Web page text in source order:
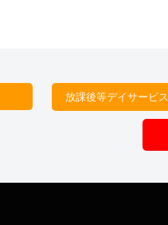
放課後等デイサービス